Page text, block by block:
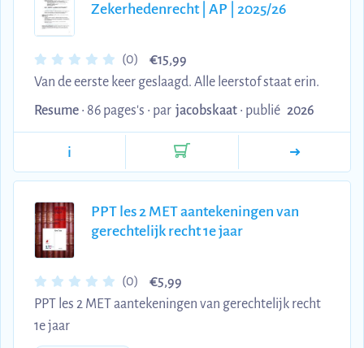
Zekerhedenrecht | AP | 2025/26
(0) €15,99
Van de eerste keer geslaagd. Alle leerstof staat erin.
Resume • 86 pages's • par jacobskaat • publié 2026
i
PPT les 2 MET aantekeningen van
gerechtelijk recht 1e jaar
(0) €5,99
PPT les 2 MET aantekeningen van gerechtelijk recht
1e jaar